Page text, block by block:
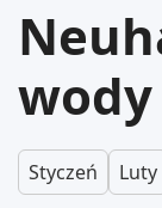
Styczeń Luty